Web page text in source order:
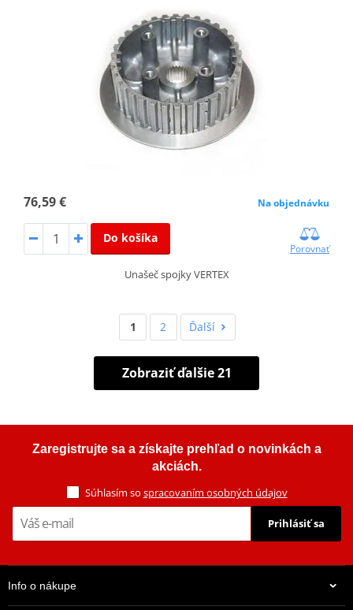
76,59 € Na objednávku
Do košíka
Porovnať
Unašeč spojky VERTEX
1 2 Ďalší
Zobraziť ďalšie 21
Zaregistrujte sa a získajte prehľad o novinkách a
akciách.
Súhlasím so spracovaním osobných údajov
Prihlásiť sa
Info o nákupe